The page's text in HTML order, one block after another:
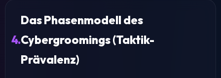
4.
Das Phasenmodell des
Cybergroomings (Taktik-
Prävalenz)